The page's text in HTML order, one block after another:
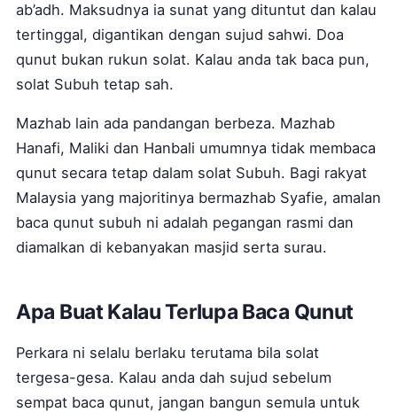
ab’adh. Maksudnya ia sunat yang dituntut dan kalau
tertinggal, digantikan dengan sujud sahwi. Doa
qunut bukan rukun solat. Kalau anda tak baca pun,
solat Subuh tetap sah.
Mazhab lain ada pandangan berbeza. Mazhab
Hanafi, Maliki dan Hanbali umumnya tidak membaca
qunut secara tetap dalam solat Subuh. Bagi rakyat
Malaysia yang majoritinya bermazhab Syafie, amalan
baca qunut subuh ni adalah pegangan rasmi dan
diamalkan di kebanyakan masjid serta surau.
Apa Buat Kalau Terlupa Baca Qunut
Perkara ni selalu berlaku terutama bila solat
tergesa-gesa. Kalau anda dah sujud sebelum
sempat baca qunut, jangan bangun semula untuk